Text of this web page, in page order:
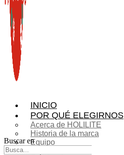
INICIO
POR QUÉ ELEGIRNOS
Acerca de HOLILITE
Historia de la marca
Equipo
Buscar en